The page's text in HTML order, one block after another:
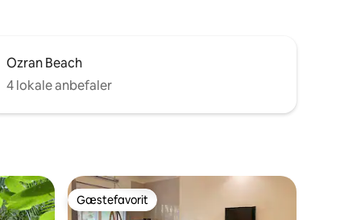
Ozran Beach
4 lokale anbefaler
Gæstefavorit
Gæstefavorit